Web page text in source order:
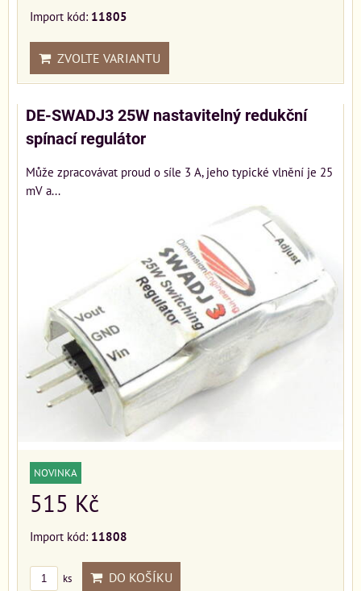
Import kód: 11805
ZVOLTE VARIANTU
DE-SWADJ3 25W nastavitelný redukční
spínací regulátor
Může zpracovávat proud o síle 3 A, jeho typické vlnění je 25
mV a...
NOVINKA
515 Kč
Import kód: 11808
ks DO KOŠÍKU